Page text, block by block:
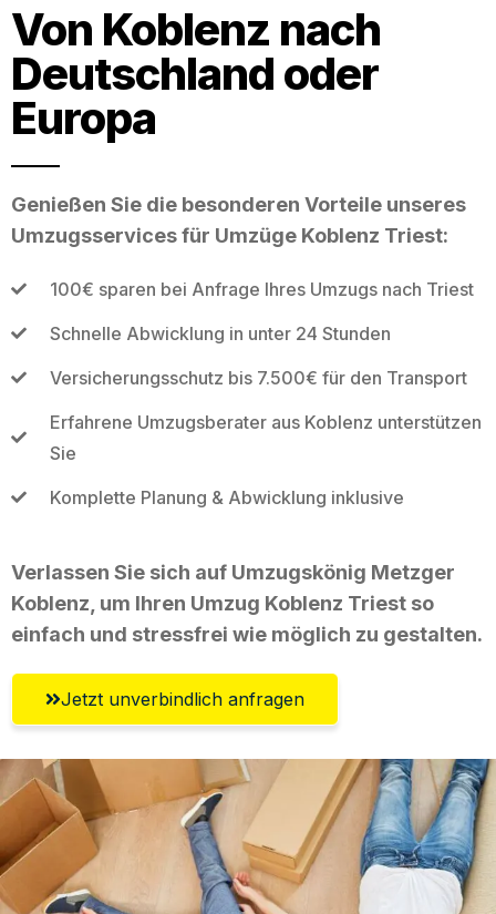
Von Koblenz nach
Deutschland oder
Europa
Genießen Sie die besonderen Vorteile unseres
Umzugsservices für Umzüge Koblenz Triest:
100€ sparen bei Anfrage Ihres Umzugs nach Triest
Schnelle Abwicklung in unter 24 Stunden
Versicherungsschutz bis 7.500€ für den Transport
Erfahrene Umzugsberater aus Koblenz unterstützen
Sie
Komplette Planung & Abwicklung inklusive
Verlassen Sie sich auf Umzugskönig Metzger
Koblenz, um Ihren Umzug Koblenz Triest so
einfach und stressfrei wie möglich zu gestalten.
Jetzt unverbindlich anfragen